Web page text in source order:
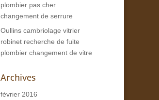
plombier pas cher
changement de serrure
Oullins cambriolage vitrier
robinet recherche de fuite
plombier changement de vitre
Archives
février 2016